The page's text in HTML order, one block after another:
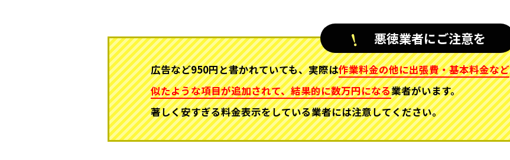
悪徳業者にご注意を
広告など950円と書かれていても、実際は作業料金の他に出張費・基本料金など
似たような項目が追加されて、結果的に数万円になる業者がいます。
著しく安すぎる料金表示をしている業者には注意してください。